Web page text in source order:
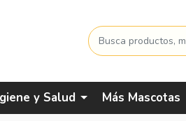
y Salud Más Mascotas